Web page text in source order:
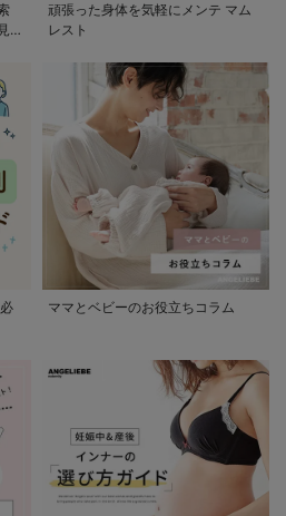
つ
頑張った身体を気軽にメンテ マム
レスト
ママとベビーのお役立ちコラム